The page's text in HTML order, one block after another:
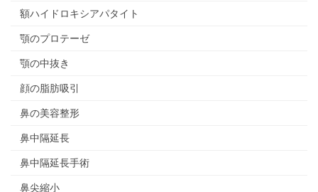
額ハイドロキシアパタイト
顎のプロテーゼ
顎の中抜き
顔の脂肪吸引
鼻の美容整形
鼻中隔延長
鼻中隔延長手術
鼻尖縮小